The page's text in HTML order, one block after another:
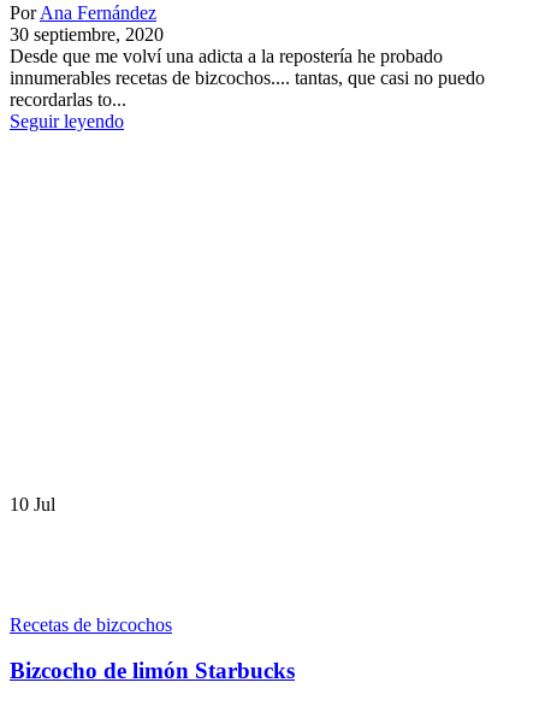
Por Ana Fernández
30 septiembre, 2020
Desde que me volví una adicta a la repostería he probado
innumerables recetas de bizcochos.... tantas, que casi no puedo
recordarlas to...
Seguir leyendo
10 Jul
Recetas de bizcochos
Bizcocho de limón Starbucks